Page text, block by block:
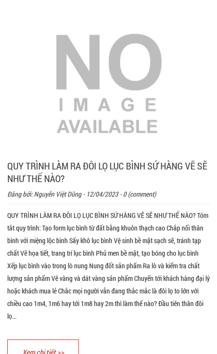
QUY TRÌNH LÀM RA ĐÔI LỌ LỤC BÌNH SỨ HÀNG VẼ SẼ
NHƯ THẾ NÀO?
Đăng bởi:Nguyễn Việt Dũng- 12/04/2023 - 0 (comment)
QUY TRÌNH LÀM RA ĐÔI LỌ LỤC BÌNH SỨ HÀNG VẼ SẼ NHƯ THẾ NÀO? Tóm
tắt quy trình: Tạo form lục bình từ đất bằng khuôn thạch cao Chắp nối thân
bình với miệng lộc bình Sấy khô lục bình Vệ sinh bề mặt sạch sẽ, tránh tạp
chất Vẽ họa tiết, trang trí lục bình Phủ men bề mặt, tạo bóng cho lục bình
Xếp lục bình vào trong lò nung Nung đốt sản phẩm Ra lò và kiểm tra chất
lượng sản phẩm Vẽ vàng và dát vàng sản phẩm Chuyển tới khách hàng đại lý
hoặc khách mua lẻ Chắc mọi người vẫn đang thắc mắc là đôi lọ to lớn với
chiều cao 1m4, 1m6 hay tới 1m8 hay 2m thì làm thế nào? Đầu tiên thân đôi
lọ...
Xem chi tiết >>